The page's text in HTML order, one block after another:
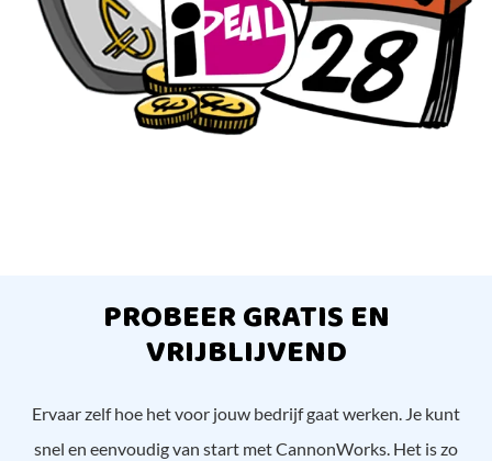
PROBEER GRATIS EN
VRIJBLIJVEND
Ervaar zelf hoe het voor jouw bedrijf gaat werken. Je kunt
snel en eenvoudig van start met CannonWorks. Het is zo